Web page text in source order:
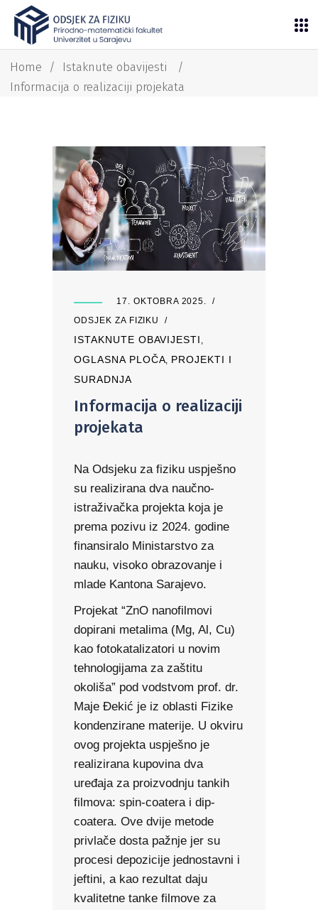
Home / Istaknute obavijesti
/
Informacija o realizaciji projekata
17. OKTOBRA 2025.
ODSJEK ZA FIZIKU
ISTAKNUTE OBAVIJESTI ,
OGLASNA PLOČA, PROJEKTI I
SURADNJA
Informacija o realizaciji
projekata
Na Odsjeku za fiziku uspješno
su realizirana dva naučno-
istraživačka projekta koja je
prema pozivu iz 2024. godine
finansiralo Ministarstvo za
nauku, visoko obrazovanje i
mlade Kantona Sarajevo.
Projekat “ZnO nanofilmovi
dopirani metalima (Mg, Al, Cu)
kao fotokatalizatori u novim
tehnologijama za zaštitu
okoliša” pod vodstvom prof. dr.
Maje Đekić je iz oblasti Fizike
kondenzirane materije. U okviru
ovog projekta uspješno je
realizirana kupovina dva
uređaja za proizvodnju tankih
filmova: spin-coatera i dip-
coatera. Ove dvije metode
privlače dosta pažnje jer su
procesi depozicije jednostavni i
jeftini, a kao rezultat daju
kvalitetne tanke filmove za